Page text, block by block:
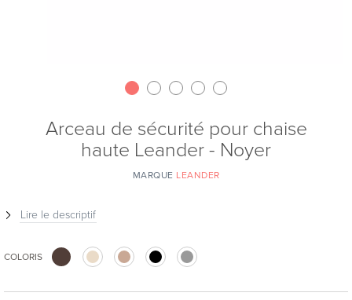
Arceau de sécurité pour chaise
haute Leander - Noyer
MARQUE LEANDER
Lire le descriptif
COLORIS